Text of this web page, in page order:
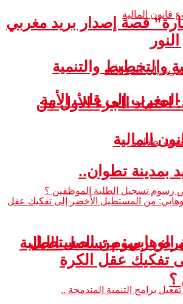
والتخطيط والتنمية
اعتماد الجزء الأول من
المالية
رسوم تسجيل الطلبة
؟
قصة إصدار بريد مغربي
إلى قلب الأمة
بمدينة تطوان..
الوهابي: من المستطيل
تفكيك عقل الكرة